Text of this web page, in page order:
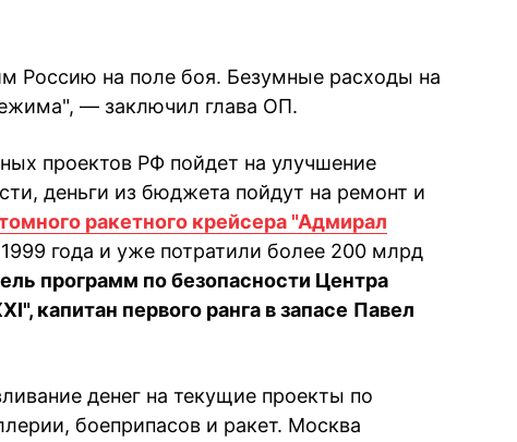
Россию на поле боя. Безумные расходы на
— заключил глава ОП.
проектов РФ пойдет на улучшение
деньги из бюджета пойдут на ремонт и
ракетного крейсера "Адмирал
года и уже потратили более 200 млрд
программ по безопасности Центра
капитан первого ранга в запасе Павел
денег на текущие проекты по
боеприпасов и ракет. Москва